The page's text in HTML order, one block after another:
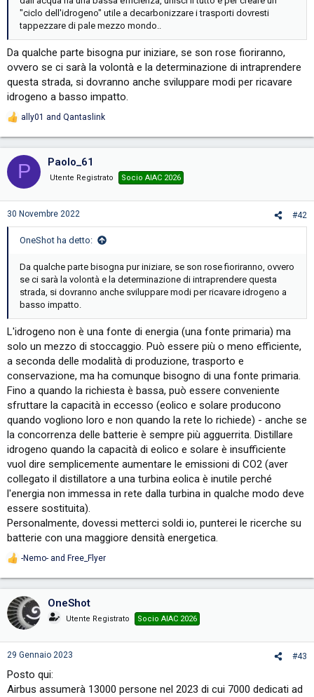
"ciclo dell'idrogeno" utile a decarbonizzare i trasporti dovresti
tappezzare di pale mezzo mondo..
Da qualche parte bisogna pur iniziare, se son rose fioriranno,
ovvero se ci sarà la volontà e la determinazione di intraprendere
questa strada, si dovranno anche sviluppare modi per ricavare
idrogeno a basso impatto.
R
t
i
n
s
ally01 and Qantaslink
P Paolo_61
Utente Registrato Socio AIAC 2026
30 Novembre 2022 #42
OneShot ha detto:
Da qualche parte bisogna pur iniziare, se son rose fioriranno, ovvero
se ci sarà la volontà e la determinazione di intraprendere questa
strada, si dovranno anche sviluppare modi per ricavare idrogeno a
basso impatto.
L'idrogeno non è una fonte di energia (una fonte primaria) ma
solo un mezzo di stoccaggio. Può essere più o meno efficiente,
a seconda delle modalità di produzione, trasporto e
conservazione, ma ha comunque bisogno di una fonte primaria.
Fino a quando la richiesta è bassa, può essere conveniente
sfruttare la capacità in eccesso (eolico e solare producono
quando vogliono loro e non quando la rete lo richiede) - anche se
la concorrenza delle batterie è sempre più agguerrita. Distillare
idrogeno quando la capacità di eolico e solare è insufficiente
vuol dire semplicemente aumentare le emissioni di CO2 (aver
collegato il distillatore a una turbina eolica è inutile perché
l'energia non immessa in rete dalla turbina in qualche modo deve
essere sostituita).
Personalmente, dovessi metterci soldi io, punterei le ricerche su
batterie con una maggiore densità energetica.
R
t
i
n
s
-Nemo- and Free_Flyer
OneShot
Utente Registrato Socio AIAC 2026
29 Gennaio 2023 #43
Posto qui:
Airbus assumerà 13000 persone nel 2023 di cui 7000 dedicati ad